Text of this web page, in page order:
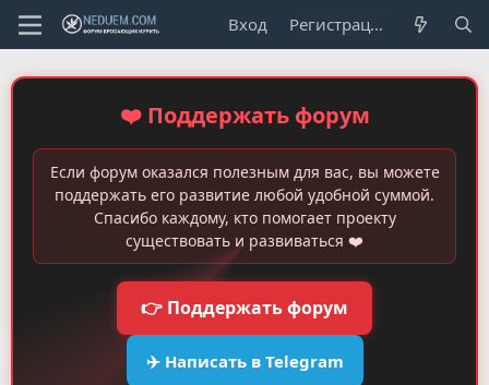
Вход Регистрация
❤️ Поддержать форум
Если форум оказался полезным для вас, вы можете
поддержать его развитие любой удобной суммой.
Спасибо каждому, кто помогает проекту
существовать и развиваться ❤️
👉 Поддержать форум
✈️ Написать в Telegram